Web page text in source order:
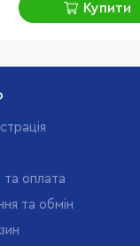
Купити
та оплата
та обмін